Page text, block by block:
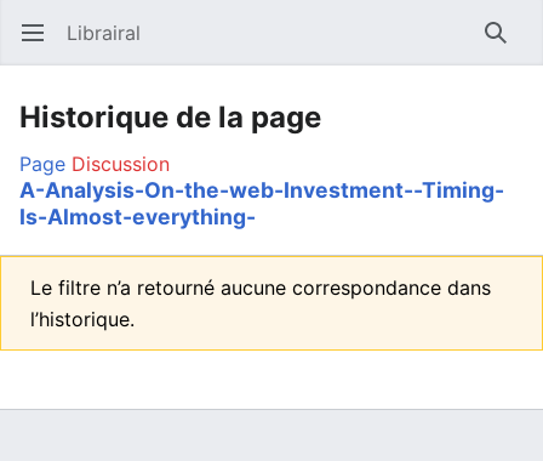
Ouvrir le menu principal Librairal
Historique de la page
Page Discussion
A-Analysis-On-the-web-Investment--Timing-
Is-Almost-everything-
Le filtre n’a retourné aucune correspondance dans
l’historique.